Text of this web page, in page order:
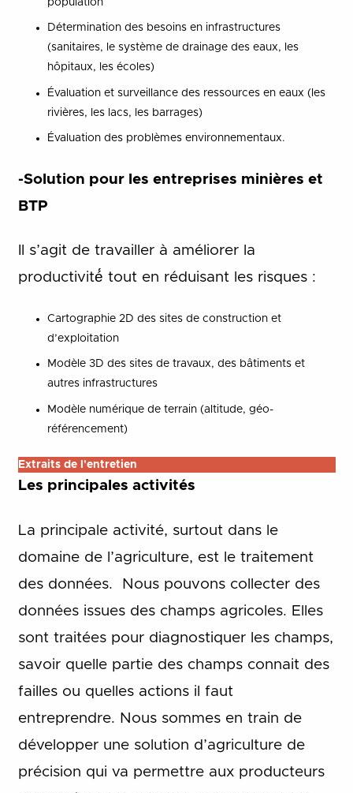
Détermination des besoins en infrastructures
(sanitaires, le système de drainage des eaux, les
hôpitaux, les écoles)
Évaluation et surveillance des ressources en eaux (les
rivières, les lacs, les barrages)
Évaluation des problèmes environnementaux.
-Solution pour les entreprises minières et
BTP
Il s’agit de travailler à améliorer la
productivité́ tout en réduisant les risques :
Cartographie 2D des sites de construction et
d’exploitation
Modèle 3D des sites de travaux, des bâtiments et
autres infrastructures
Modèle numérique de terrain (altitude, géo-
référencement)
Extraits de l'entretien
Les principales activités
La principale activité, surtout dans le
domaine de l’agriculture, est le traitement
des données. Nous pouvons collecter des
données issues des champs agricoles. Elles
sont traitées pour diagnostiquer les champs,
savoir quelle partie des champs connait des
failles ou quelles actions il faut
entreprendre. Nous sommes en train de
développer une solution d’agriculture de
précision qui va permettre aux producteurs